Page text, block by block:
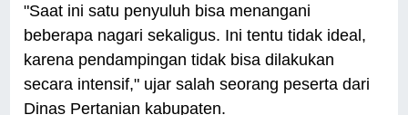
"Saat ini satu penyuluh bisa menangani
beberapa nagari sekaligus. Ini tentu tidak ideal,
karena pendampingan tidak bisa dilakukan
secara intensif," ujar salah seorang peserta dari
Dinas Pertanian kabupaten.